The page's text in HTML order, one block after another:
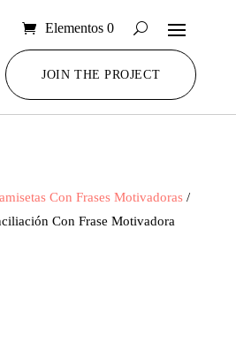
Elementos 0
JOIN THE PROJECT
Con Frases Motivadoras/
Con Frase Motivadora